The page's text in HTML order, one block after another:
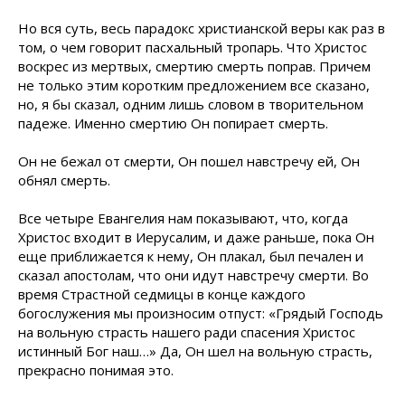
Но вся суть, весь парадокс христианской веры как раз в
том, о чем говорит пасхальный тропарь. Что Христос
воскрес из мертвых, смертию смерть поправ. Причем
не только этим коротким предложением все сказано,
но, я бы сказал, одним лишь словом в творительном
падеже. Именно смертию Он попирает смерть.
Он не бежал от смерти, Он пошел навстречу ей, Он
обнял смерть.
Все четыре Евангелия нам показывают, что, когда
Христос входит в Иерусалим, и даже раньше, пока Он
еще приближается к нему, Он плакал, был печален и
сказал апостолам, что они идут навстречу смерти. Во
время Страстной седмицы в конце каждого
богослужения мы произносим отпуст: «Грядый Господь
на вольную страсть нашего ради спасения Христос
истинный Бог наш…» Да, Он шел на вольную страсть,
прекрасно понимая это.